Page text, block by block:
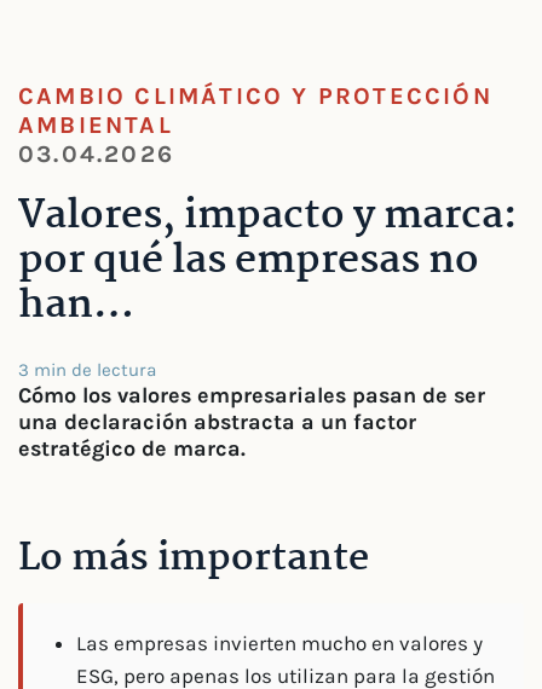
CAMBIO CLIMÁTICO Y PROTECCIÓN
AMBIENTAL
03.04.2026
Valores, impacto y marca:
por qué las empresas no
han…
3 min de lectura
Cómo los valores empresariales pasan de ser
una declaración abstracta a un factor
estratégico de marca.
Lo más importante
Las empresas invierten mucho en valores y
ESG, pero apenas los utilizan para la gestión